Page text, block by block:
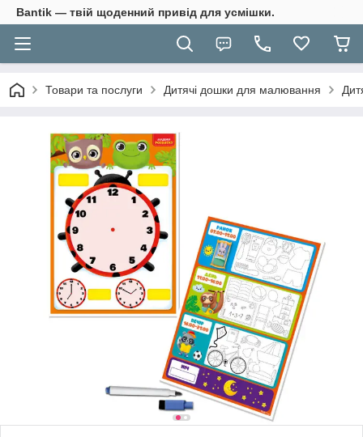
Bantik — твій щоденний привід для усмішки.
Товари та послуги Дитячі дошки для малювання